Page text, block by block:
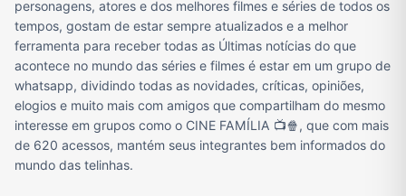
personagens, atores e dos melhores filmes e séries de todos os
tempos, gostam de estar sempre atualizados e a melhor
ferramenta para receber todas as Últimas notícias do que
acontece no mundo das séries e filmes é estar em um grupo de
whatsapp, dividindo todas as novidades, críticas, opiniões,
elogios e muito mais com amigos que compartilham do mesmo
interesse em grupos como o CINE FAMÍLIA 📺🍿, que com mais
de 620 acessos, mantém seus integrantes bem informados do
mundo das telinhas.